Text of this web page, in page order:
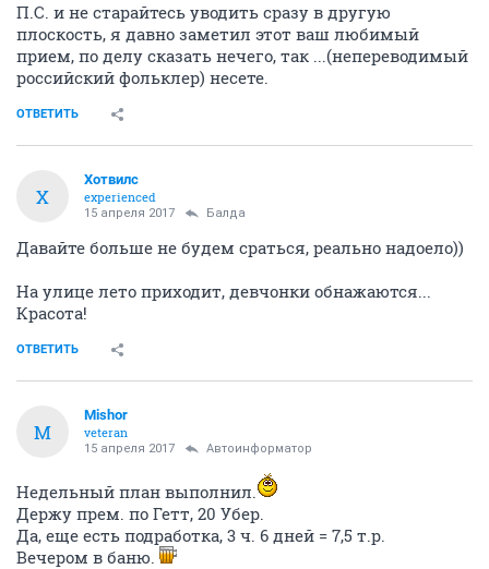
П.С. и не старайтесь уводить сразу в другую
плоскость, я давно заметил этот ваш любимый
прием, по делу сказать нечего, так ...(непереводимый
российский фольклер) несете.
ОТВЕТИТЬ
Х
Хотвилс
experienced
15 апреля 2017 Балда
Давайте больше не будем сраться, реально надоело))
На улице лето приходит, девчонки обнажаются...
Красота!
ОТВЕТИТЬ
M
Mishor
veteran
15 апреля 2017 Автоинформатор
Недельный план выполнил.
Держу прем. по Гетт, 20 Убер.
Да, еще есть подработка, 3 ч. 6 дней = 7,5 т.р.
Вечером в баню.